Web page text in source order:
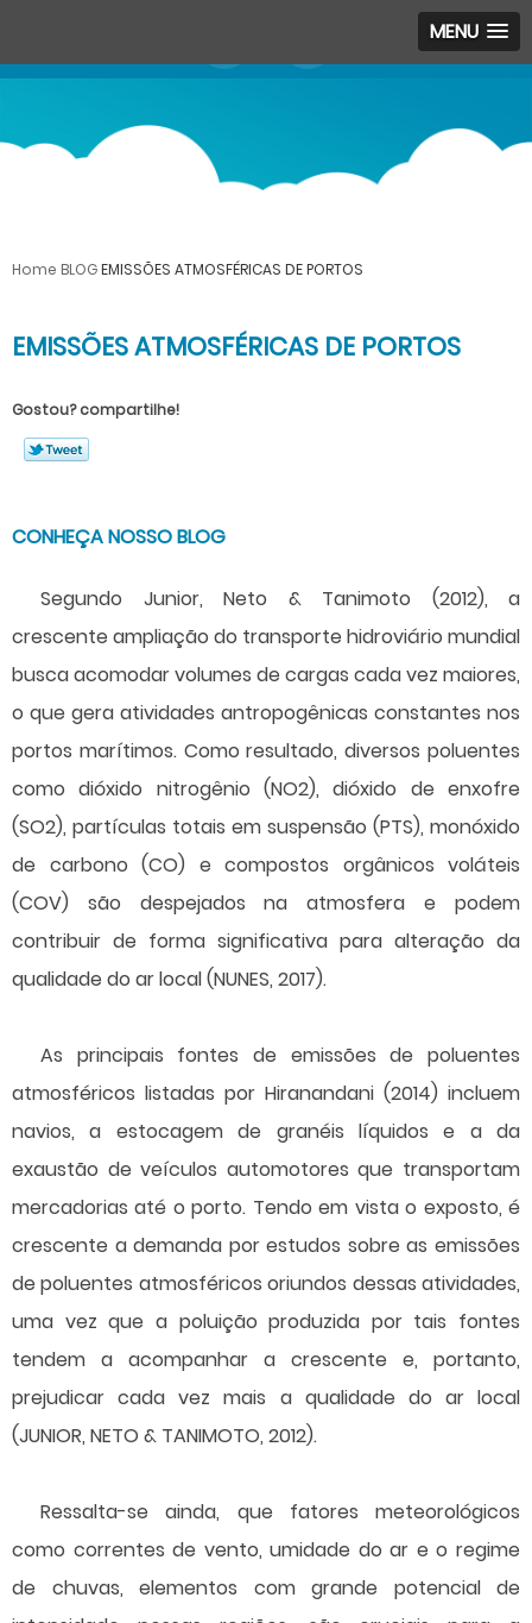
MENU
Home BLOGEMISSÕES ATMOSFÉRICAS DE PORTOS
EMISSÕES ATMOSFÉRICAS DE PORTOS
Gostou? compartilhe!
CONHEÇA NOSSO BLOG
Segundo Junior, Neto & Tanimoto (2012), a
crescente ampliação do transporte hidroviário mundial
busca acomodar volumes de cargas cada vez maiores,
o que gera atividades antropogênicas constantes nos
portos marítimos. Como resultado, diversos poluentes
como dióxido nitrogênio (NO2), dióxido de enxofre
(SO2), partículas totais em suspensão (PTS), monóxido
de carbono (CO) e compostos orgânicos voláteis
(COV) são despejados na atmosfera e podem
contribuir de forma significativa para alteração da
qualidade do ar local (NUNES, 2017).
As principais fontes de emissões de poluentes
atmosféricos listadas por Hiranandani (2014) incluem
navios, a estocagem de granéis líquidos e a da
exaustão de veículos automotores que transportam
mercadorias até o porto. Tendo em vista o exposto, é
crescente a demanda por estudos sobre as emissões
de poluentes atmosféricos oriundos dessas atividades,
uma vez que a poluição produzida por tais fontes
tendem a acompanhar a crescente e, portanto,
prejudicar cada vez mais a qualidade do ar local
(JUNIOR, NETO & TANIMOTO, 2012).
Ressalta-se ainda, que fatores meteorológicos
como correntes de vento, umidade do ar e o regime
de chuvas, elementos com grande potencial de